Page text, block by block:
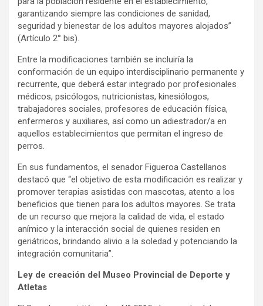
garantizando siempre las condiciones de sanidad,
seguridad y bienestar de los adultos mayores alojados”
(Artículo 2° bis).
Entre la modificaciones también se incluiría la
conformación de un equipo interdisciplinario permanente y
recurrente, que deberá estar integrado por profesionales
médicos, psicólogos, nutricionistas, kinesiólogos,
trabajadores sociales, profesores de educación física,
enfermeros y auxiliares, así como un adiestrador/a en
aquellos establecimientos que permitan el ingreso de
perros.
En sus fundamentos, el senador Figueroa Castellanos
destacó que “el objetivo de esta modificación es realizar y
promover terapias asistidas con mascotas, atento a los
beneficios que tienen para los adultos mayores. Se trata
de un recurso que mejora la calidad de vida, el estado
anímico y la interacción social de quienes residen en
geriátricos, brindando alivio a la soledad y potenciando la
integración comunitaria”.
Ley de creación del Museo Provincial de Deporte y
Atletas